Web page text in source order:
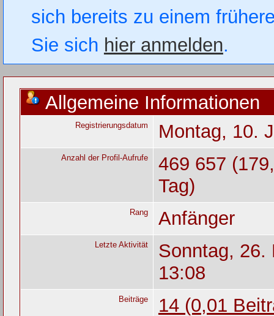
sich bereits zu einem
Sie sich hier anmelden.
Allgemeine Informationen
Registrierungsdatum Montag, 10.
Anzahl der Profil-Aufrufe
469 657
Tag)
Rang Anfänger
Letzte Aktivität
Sonntag, 26.
13:08
Beiträge
14 (0,01